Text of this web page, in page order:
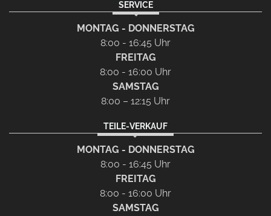
SERVICE
MONTAG - DONNERSTAG
8:00 - 16:45 Uhr
FREITAG
8:00 - 16:00 Uhr
SAMSTAG
8:00 – 12:15 Uhr
TEILE-VERKAUF
MONTAG - DONNERSTAG
8:00 - 16:45 Uhr
FREITAG
8:00 - 16:00 Uhr
SAMSTAG